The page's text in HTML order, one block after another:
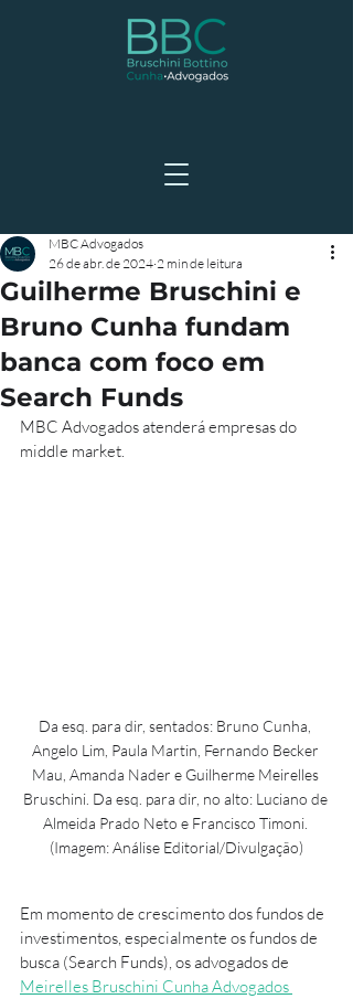
Guilherme Bruschini e
Bruno Cunha fundam
banca com foco em
Search Funds
MBC Advogados
26 de abr. de 2024 2 min de leitura
MBC Advogados atenderá empresas do
middle market.
Da esq. para dir, sentados: Bruno Cunha,
Angelo Lim, Paula Martin, Fernando Becker
Mau, Amanda Nader e Guilherme Meirelles
Bruschini. Da esq. para dir, no alto: Luciano de
Almeida Prado Neto e Francisco Timoni.
(Imagem: Análise Editorial/Divulgação)
Em momento de crescimento dos fundos de
investimentos, especialmente os fundos de
busca (Search Funds), os advogados de
Meirelles Bruschini Cunha Advogados